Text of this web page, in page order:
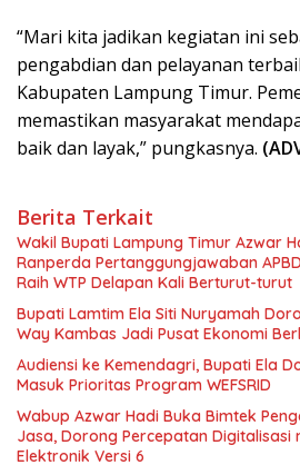
“Mari kita jadikan kegiatan ini
pengabdian dan pelayanan
Kabupaten Lampung Timur.
memastikan masyarakat
baik dan layak,” pungkasnya.
Berita Terkait
Wakil Bupati Lampung Timur Azwar
Ranperda Pertanggungjawaban
Raih WTP Delapan Kali Berturut-turut
Bupati Lamtim Ela Siti Nuryamah
Way Kambas Jadi Pusat Ekonomi
Audiensi ke Kemendagri, Bupati Ela
Masuk Prioritas Program WEFSRID
Wabup Azwar Hadi Buka Bimtek
Jasa, Dorong Percepatan Digitalisasi
Elektronik Versi 6